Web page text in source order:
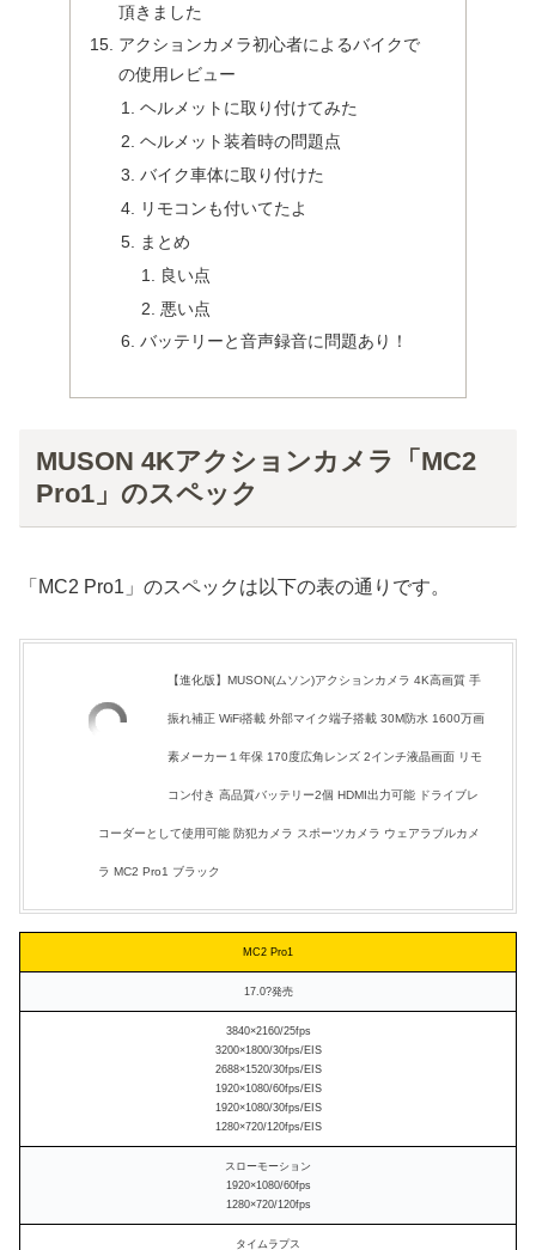
頂きました
アクションカメラ初心者によるバイクで
の使用レビュー
ヘルメットに取り付けてみた
ヘルメット装着時の問題点
バイク車体に取り付けた
リモコンも付いてたよ
まとめ
良い点
悪い点
バッテリーと音声録音に問題あり！
MUSON 4Kアクションカメラ「MC2
Pro1」のスペック
「MC2 Pro1」のスペックは以下の表の通りです。
【進化版】MUSON(ムソン)アクションカメラ 4K高画質 手
振れ補正 WiFi搭載 外部マイク端子搭載 30M防水 1600万画
素メーカー１年保 170度広角レンズ 2インチ液晶画面 リモ
コン付き 高品質バッテリー2個 HDMI出力可能 ドライブレ
コーダーとして使用可能 防犯カメラ スポーツカメラ ウェアラブルカメ
ラ MC2 Pro1 ブラック
MC2 Pro1
17.0?発売
3840×2160/25fps
3200×1800/30fps/EIS
2688×1520/30fps/EIS
1920×1080/60fps/EIS
1920×1080/30fps/EIS
1280×720/120fps/EIS
スローモーション
1920×1080/60fps
1280×720/120fps
タイムラプス